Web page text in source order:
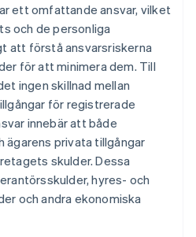
ett omfattande ansvar, vilket
och de personliga
att förstå ansvarsriskerna
för att minimera dem. Till
ingen skillnad mellan
för registrerade
innebär att både
privata tillgångar
skulder. Dessa
hyres- och
och andra ekonomiska